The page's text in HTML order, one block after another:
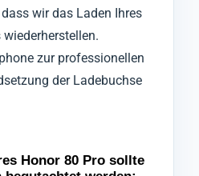
wir das Laden Ihres
zur professionellen
der Ladebuchse
Honor 80 Pro sollte